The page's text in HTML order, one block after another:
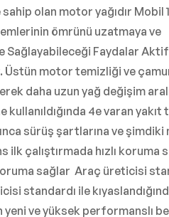
olan motor yağıdır Mobil 1
ömrünü uzatmaya ve
Sağlayabileceği Faydalar Aktif
Üstün motor temizliği ve
daha uzun yağ değişim
4e varan
sürüş şartlarına ve
çalıştırmada hızlı koruma
sağlar Araç üreticisi
standardı ile
yeni ve yüksek performanslı